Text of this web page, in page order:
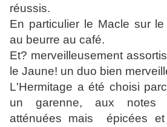
réussis.
En particulier le Macle sur
au beurre au café.
Et? merveilleusement
le Jaune! un duo bien
L'Hermitage a été choisi
un garenne, aux notes
atténuées mais épicées